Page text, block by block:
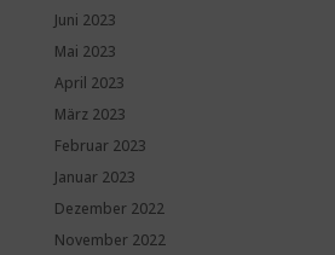
Juni 2023
Mai 2023
April 2023
März 2023
Februar 2023
Januar 2023
Dezember 2022
November 2022